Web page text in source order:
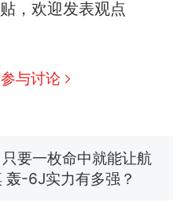
，欢迎发表观点
与讨论
唯一没有法定首都的国
还曾两次到中国寻根
要一枚命中就能让航
轰-6J实力有多强？
至一家老小6分钟抢收完